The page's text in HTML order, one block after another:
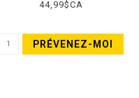
44,99$CA
PRÉVENEZ-MOI